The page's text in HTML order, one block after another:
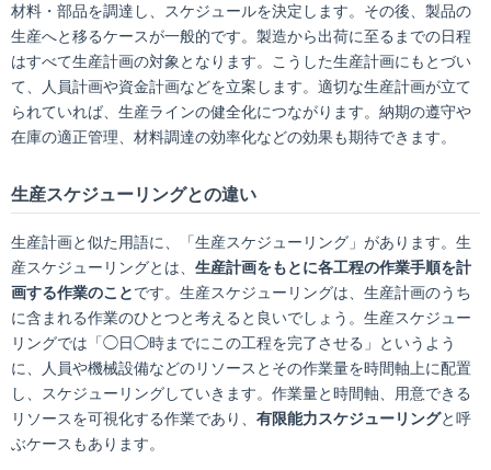
材料・部品を調達し、スケジュールを決定します。その後、製品の
生産へと移るケースが一般的です。製造から出荷に至るまでの日程
はすべて生産計画の対象となります。こうした生産計画にもとづい
て、人員計画や資金計画などを立案します。適切な生産計画が立て
られていれば、生産ラインの健全化につながります。納期の遵守や
在庫の適正管理、材料調達の効率化などの効果も期待できます。
生産スケジューリングとの違い
生産計画と似た用語に、「生産スケジューリング」があります。生
産スケジューリングとは、 生産計画をもとに各工程の作業手順を計
画する作業のことです。生産スケジューリングは、生産計画のうち
に含まれる作業のひとつと考えると良いでしょう。生産スケジュー
リングでは「◯日◯時までにこの工程を完了させる」というよう
に、人員や機械設備などのリソースとその作業量を時間軸上に配置
し、スケジューリングしていきます。作業量と時間軸、用意できる
リソースを可視化する作業であり、 有限能力スケジューリングと呼
ぶケースもあります。